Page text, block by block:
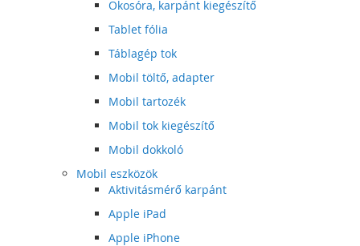
Okosóra, karpánt kiegészítő
Tablet fólia
Táblagép tok
Mobil töltő, adapter
Mobil tartozék
Mobil tok kiegészítő
Mobil dokkoló
Mobil eszközök
Aktivitásmérő karpánt
Apple iPad
Apple iPhone